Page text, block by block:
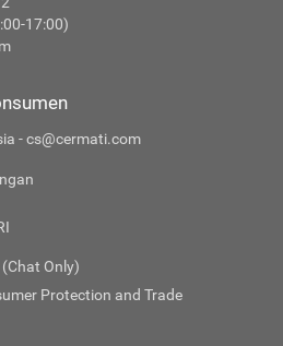
17:00)
- cs@cermati.com
Only)
Protection and Trade